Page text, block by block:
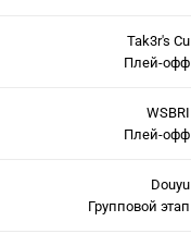
Tak3r's Cu
Плей-офф
WSBRI
Плей-офф
Douyu
Групповой этап